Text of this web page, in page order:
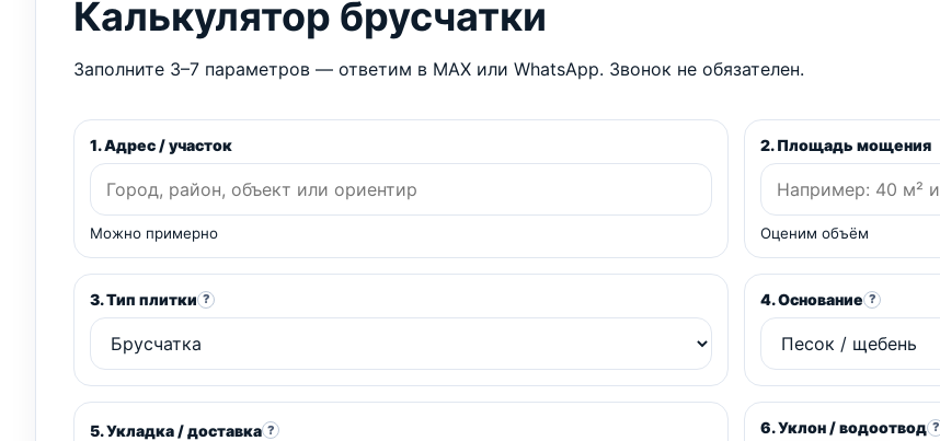
Калькулятор брусчатки
Заполните 3–7 параметров — ответим в MAX или WhatsApp. Звонок не обязателен.
1. Адрес / участок
Можно примерно
2. Площадь мощения
Оценим объём
3. Тип плитки ? 4. Основание ?
5. Укладка / доставка ? 6. Уклон / водоотвод ?